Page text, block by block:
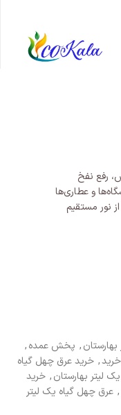
رفع نفخ
و عطاری‌ها
نور مستقیم
, پخش عمده,
خرید, خرید عرق چهل گیاه
لیتر بهارستان, خرید
, عرق چهل گیاه یک لیتر